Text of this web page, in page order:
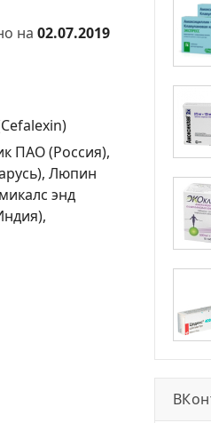
на 02.07.2019
ПАО (Россия),
Люпин
энд